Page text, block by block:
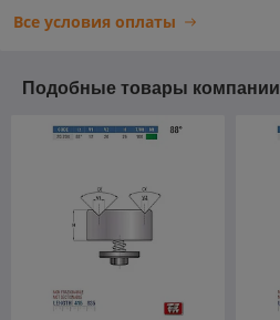
Все условия оплаты
Подобные товары компании